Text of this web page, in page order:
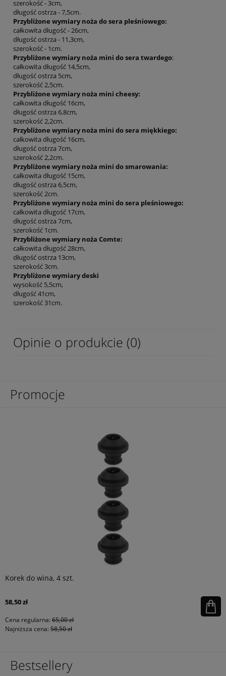
szerokość - 3cm,
długość ostrza - 7,5cm.
Przybliżone wymiary noża do sera pleśniowego:
całkowita długość - 26cm,
długość ostrza - 11,3cm,
szerokość - 1cm.
Przybliżone wymiary noża mini do sera twardego:
całkowita długość 14,5cm,
długość ostrza 5cm,
szerokość 2,5cm.
Przybliżone wymiary noża mini cheesy:
całkowita długość 16cm,
długość ostrza 6,8cm,
szerokość 2,2cm.
Przybliżone wymiary noża mini do sera miękkiego:
całkowita długość 16cm,
długość ostrza 7cm,
szerokość 2,2cm.
Przybliżone wymiary noża mini do smarowania:
całkowita długość 15cm,
długość ostrza 6,5cm,
szerokość 2cm.
Przybliżone wymiary noża mini do sera pleśniowego:
całkowita długość 17cm,
długość ostrza 7cm,
szerokość 1cm.
Przybliżone wymiary noża Comte:
całkowita długość 28cm,
długość ostrza 13cm,
szerokość 3cm.
Przybliżone wymiary deski
wysokość 5,5cm,
długość 41cm,
szerokość 31cm.
Opinie o produkcie (0)
Promocje
Korek do wina, 4 szt.
58,50 zł
Cena regularna: 65,00 zł
Najniższa cena: 58,50 zł
Bestsellery